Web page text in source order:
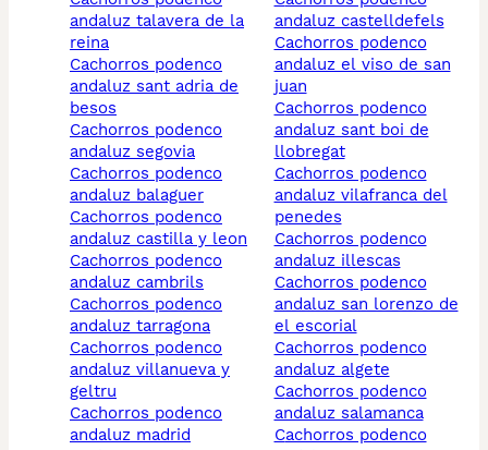
andaluz talavera de la
reina
cachorros podenco
andaluz sant adria de
besos
cachorros podenco
andaluz segovia
cachorros podenco
andaluz balaguer
cachorros podenco
andaluz castilla y leon
cachorros podenco
andaluz cambrils
cachorros podenco
andaluz tarragona
cachorros podenco
andaluz villanueva y
geltru
cachorros podenco
andaluz madrid
andaluz castelldefels
cachorros podenco
andaluz el viso de san
juan
cachorros podenco
andaluz sant boi de
llobregat
cachorros podenco
andaluz vilafranca del
penedes
cachorros podenco
andaluz illescas
cachorros podenco
andaluz san lorenzo de
el escorial
cachorros podenco
andaluz algete
cachorros podenco
andaluz salamanca
cachorros podenco